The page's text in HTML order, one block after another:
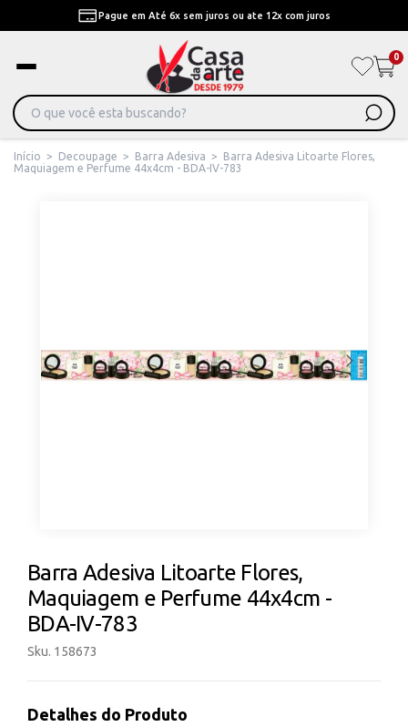
Pague em Até 6x sem juros ou ate 12x com juros
0
Início > Decoupage > Barra Adesiva >
Barra Adesiva Litoarte Flores,
Maquiagem e Perfume 44x4cm - BDA-IV-783
Barra Adesiva Litoarte Flores,
Maquiagem e Perfume 44x4cm -
BDA-IV-783
Sku. 158673
Detalhes do Produto